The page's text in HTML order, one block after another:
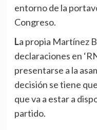
entorno de la
Congreso.
La propia Martínez Barbero no ha descartado en
declaraciones en
presentarse a la
decisión se tiene
que va a estar a
partido.